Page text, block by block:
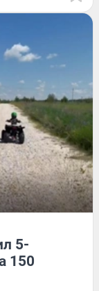
5-
150